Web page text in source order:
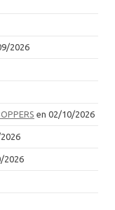
2026
en 02/10/2026
2026